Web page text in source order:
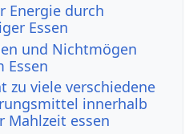
Energie durch
Essen
und Nichtmögen
Essen
zu viele verschiedene
innerhalb
Mahlzeit essen